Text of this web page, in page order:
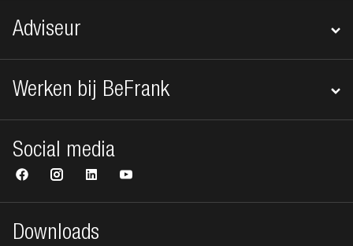
Adviseur
Werken bij BeFrank
Downloads
Social media